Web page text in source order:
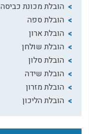
הובלת מכונת כביסה
הובלת ספה
הובלת ארון
הובלת שולחן
הובלת סלון
הובלת שידה
הובלת מזרון
הובלת הליכון